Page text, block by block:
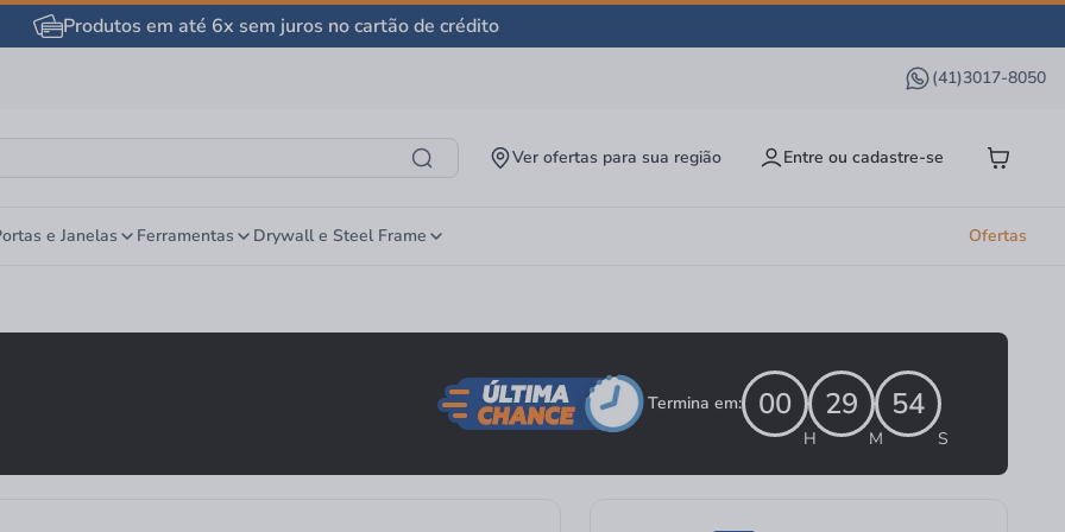
Produtos em até 6x sem juros no cartão de crédito
(41)3017-8050
Ver ofertas para sua região Entre ou cadastre-se
e Janelas Ferramentas Drywall e Steel Frame Ofertas
Termina em: 00
H
29
M
53
S